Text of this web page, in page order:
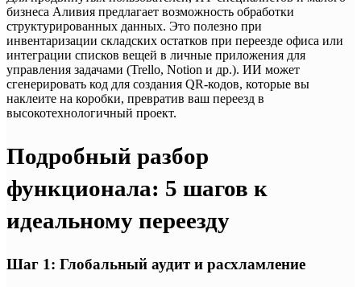
бизнеса Аливия предлагает возможность обработки
структурированных данных. Это полезно при
инвентаризации складских остатков при переезде офиса или
интеграции списков вещей в личные приложения для
управления задачами (Trello, Notion и др.). ИИ может
сгенерировать код для создания QR-кодов, которые вы
наклеите на коробки, превратив ваш переезд в
высокотехнологичный проект.
Подробный разбор
функционала: 5 шагов к
идеальному переезду
Шаг 1: Глобальный аудит и расхламление